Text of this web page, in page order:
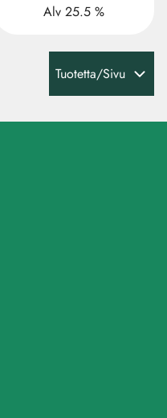
Alv 25.5 %
Tuotetta/Sivu